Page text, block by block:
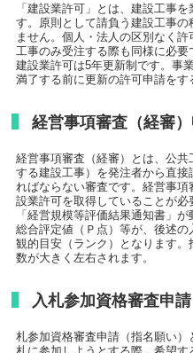
「建設業許可」とは、建設工事
す。原則として請負う建設工事
ません。個人・法人の区別なく
工事のみ受注する際も同様に必要
建設業許可は5年更新制です。事
満了する前に更新の許可申請をす
経営事項審査（経審
経営事項審査（経審）とは、公
する建設工事）を発注者から直
ればならない審査です。経営事
設業許可を取得していることが必
「経営規模等評価結果通知書」
総合評定値（Ｐ点）等が、後述
観的目安（ランク）となります
数が大きく左右されます。
入札参加資格審査申請
札参加資格審査申請（指名願い